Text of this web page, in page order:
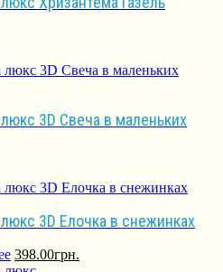
3D Свеча в маленьких
3D Елочка в снежинках
398.00грн.